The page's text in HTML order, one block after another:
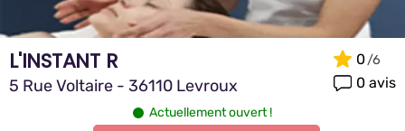
L'INSTANT R
5 Rue Voltaire - 36110 Levroux
0
0 avis
Actuellement ouvert !